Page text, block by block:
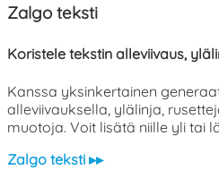
Zalgo teksti
Koristele tekstin alleviivaus,
Kanssa yksinkertainen
alleviivauksella, ylälinja,
muotoja. Voit lisätä niille yli tai
Zalgo teksti ▸▸